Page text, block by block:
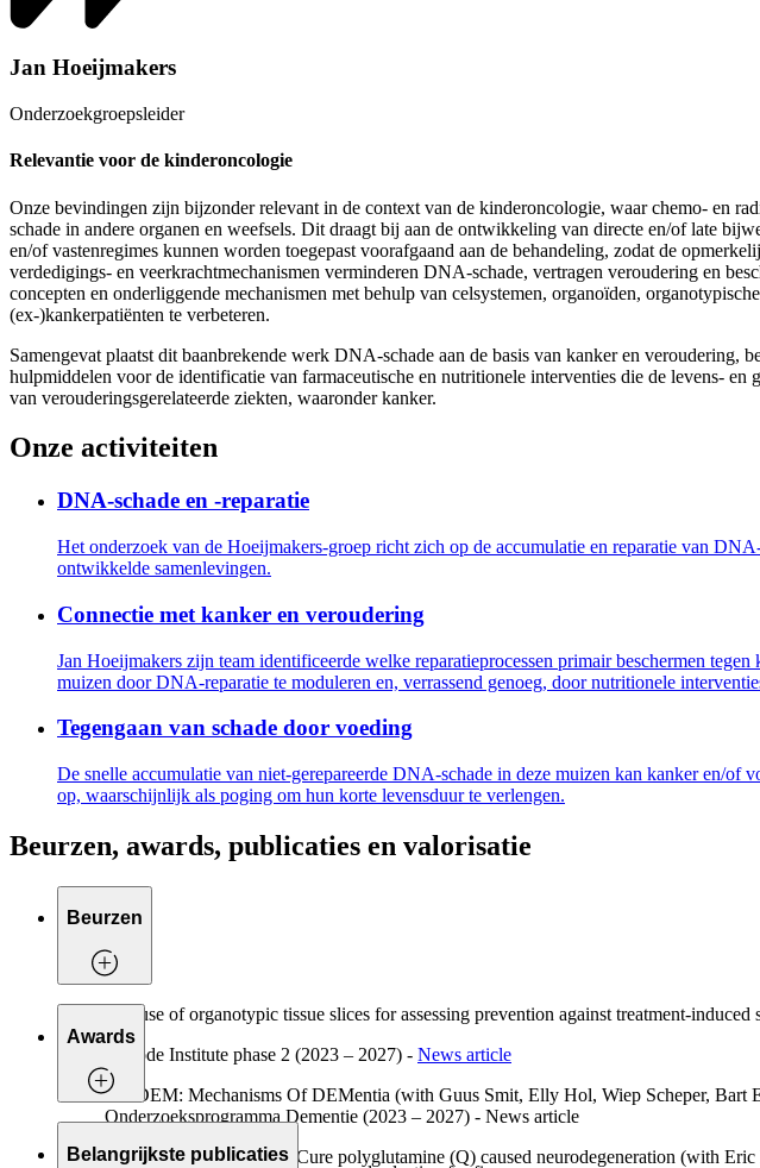
Jan Hoeijmakers
Onderzoekgroepsleider
Relevantie voor de kinderoncologie
Onze bevindingen zijn bijzonder relevant in de context van de kinderoncologie, waar chemo- en
schade in andere organen en weefsels. Dit draagt bij aan de ontwikkeling van directe en/of late
en/of vastenregimes kunnen worden toegepast voorafgaand aan de behandeling, zodat de
verdedigings- en veerkrachtmechanismen verminderen DNA-schade, vertragen veroudering en
concepten en onderliggende mechanismen met behulp van celsystemen, organoïden,
(ex-)kankerpatiënten te verbeteren.
Samengevat plaatst dit baanbrekende werk DNA-schade aan de basis van kanker en
hulpmiddelen voor de identificatie van farmaceutische en nutritionele interventies die de levens-
van verouderingsgerelateerde ziekten, waaronder kanker.
Onze activiteiten
DNA-schade en -reparatie
Het onderzoek van de Hoeijmakers-groep richt zich op de accumulatie en reparatie van
ontwikkelde samenlevingen.
Connectie met kanker en veroudering
Jan Hoeijmakers zijn team identificeerde welke reparatieprocessen primair beschermen
muizen door DNA-reparatie te moduleren en, verrassend genoeg, door nutritionele
Tegengaan van schade door voeding
De snelle accumulatie van niet-gerepareerde DNA-schade in deze muizen kan kanker en/of
op, waarschijnlijk als poging om hun korte levensduur te verlengen.
Beurzen, awards, publicaties en valorisatie
Beurzen
The use of organotypic tissue slices for assessing prevention against treatment-
Oncode Institute phase 2 (2023 – 2027) - News article
MODEM: Mechanisms Of DEMentia (with Guus Smit, Elly Hol, Wiep Scheper,
Onderzoeksprogramma Dementie (2023 – 2027) - News article
CureQ: Predict, Delay & Cure polyglutamine (Q) caused neurodegeneration (with
Awards
Selection of awards
Belangrijkste publicaties